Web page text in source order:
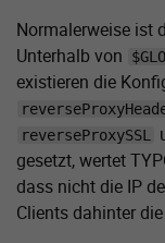
Normalerweise ist
Unterhalb von
existieren die
reverseProxySSL
gesetzt, wertet
dass nicht die IP
Clients dahinter